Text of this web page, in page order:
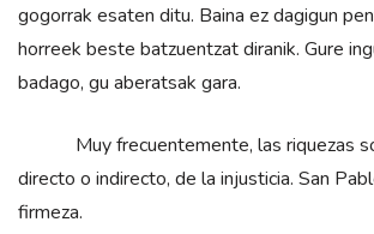
gogorrak esaten ditu. Baina ez dagigun
horreek beste batzuentzat diranik. Gure
badago, gu aberatsak gara.
Muy frecuentemente, las riquezas
directo o indirecto, de la injusticia. San
firmeza.